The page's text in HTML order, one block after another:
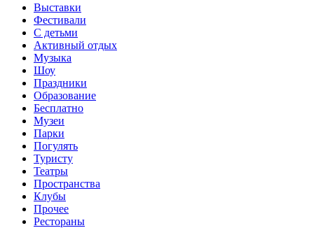
Выставки
Фестивали
С детьми
Активный отдых
Музыка
Шоу
Праздники
Образование
Бесплатно
Музеи
Парки
Погулять
Туристу
Театры
Пространства
Клубы
Прочее
Рестораны